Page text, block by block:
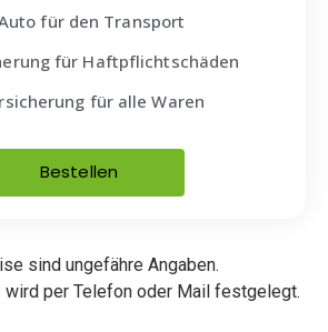
für den Transport
für Haftpflichtschäden
für alle Waren
Bestellen
sind ungefähre Angaben.
per Telefon oder Mail festgelegt.